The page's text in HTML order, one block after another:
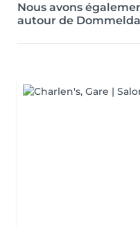
Nous avons
autour de